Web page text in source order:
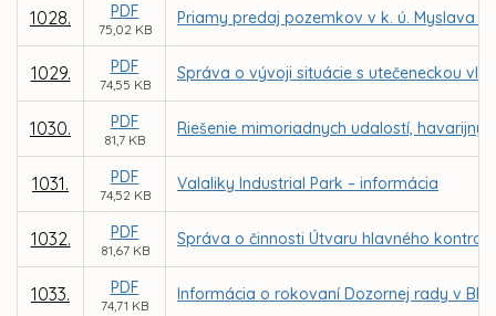
1028. PDF
75,02 KB
Priamy predaj pozemkov v k. ú. Myslava
1029. PDF
74,55 KB
Správa o vývoji situácie s utečeneckou
1030. PDF
81,7 KB
Riešenie mimoriadnych udalostí,
1031. PDF
74,52 KB
Valaliky Industrial Park – informácia
1032. PDF
81,67 KB
Správa o činnosti Útvaru hlavného
1033. PDF
74,71 KB
Informácia o rokovaní Dozornej rady v